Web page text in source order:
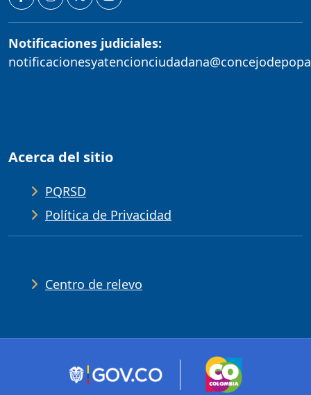
Notificaciones judiciales:
Acerca del sitio
PQRSD
Política de Privacidad
Centro de relevo